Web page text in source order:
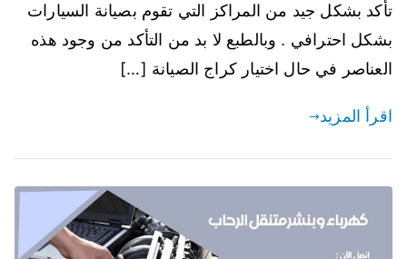
تأكد بشكل جيد من المراكز التي تقوم بصيانة السيارات
بشكل احترافي . وبالطبع لا بد من التأكد من وجود هذه
العناصر في حال اختيار كراج الصيانة […]
اقرأ المزيد